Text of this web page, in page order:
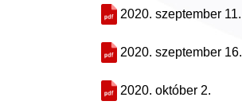
2020. szeptember 11.
2020. szeptember 16.
2020. október 2.